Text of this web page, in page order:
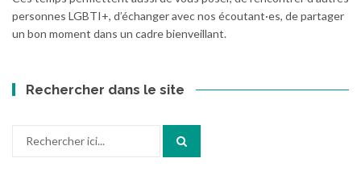
personnes LGBTI+, d’échanger avec nos écoutant·es, de partager
un bon moment dans un cadre bienveillant.
Rechercher dans le site